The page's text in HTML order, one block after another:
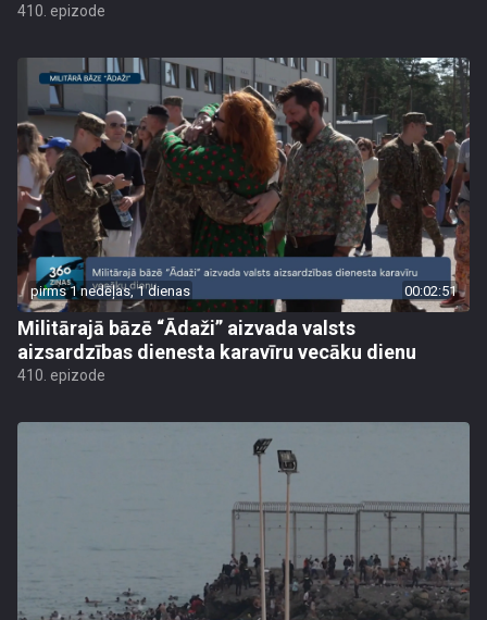
410. epizode
pirms 1 nedēļas, 1 dienas 00:02:51
Militārajā bāzē “Ādaži” aizvada valsts
aizsardzības dienesta karavīru vecāku dienu
410. epizode